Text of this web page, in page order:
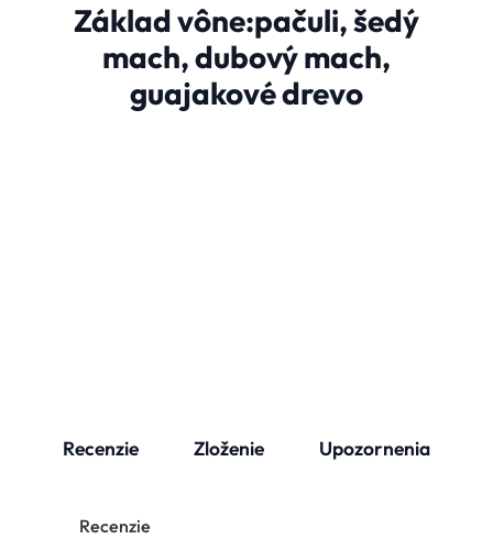
Základ vône:pačuli, šedý
mach, dubový mach,
guajakové drevo
Recenzie Zloženie Upozornenia
Recenzie